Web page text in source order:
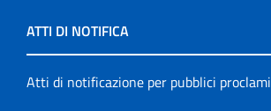
ATTI DI NOTIFICA
Atti di notificazione per pubblici proclami